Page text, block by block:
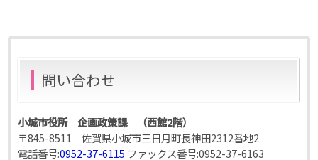
問い合わせ
小城市役所 企画政策課 （西館2階）
〒845-8511 佐賀県小城市三日月町長神田2312番地2
電話番号:0952-37-6115 ファックス番号:0952-37-6163